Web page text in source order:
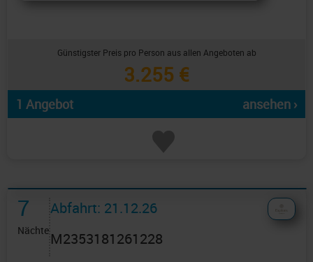
Günstigster Preis pro Person aus allen Angeboten ab
3.255 €
1 Angebot ansehen ›
7
Nächte
Abfahrt: 21.12.26
M2353181261228